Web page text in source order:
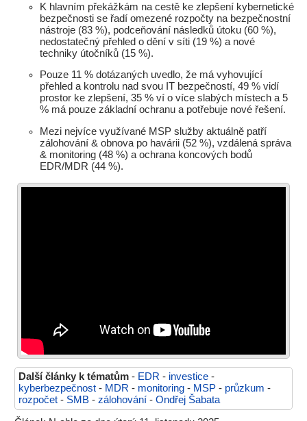
K hlavním překážkám na cestě ke zlepšení kybernetické
bezpečnosti se řadí omezené rozpočty na bezpečnostní
nástroje (83 %), podceňování následků útoku (60 %),
nedostatečný přehled o dění v síti (19 %) a nové
techniky útočníků (15 %).
Pouze 11 % dotázaných uvedlo, že má vyhovující
přehled a kontrolu nad svou IT bezpečností, 49 % vidí
prostor ke zlepšení, 35 % ví o více slabých místech a 5
% má pouze základní ochranu a potřebuje nové řešení.
Mezi nejvíce využívané MSP služby aktuálně patří
zálohování & obnova po havárii (52 %), vzdálená správa
& monitoring (48 %) a ochrana koncových bodů
EDR/MDR (44 %).
Další články k tématům - EDR - investice -
kyberbezpečnost - MDR - monitoring - MSP - průzkum -
rozpočet - SMB - zálohování - Ondřej Šabata